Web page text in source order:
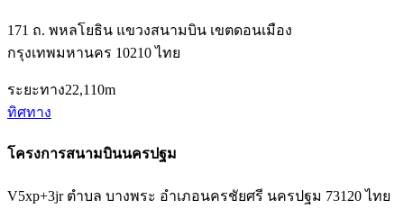
171 ถ. พหลโยธิน แขวงสนามบิน เขตดอนเมือง
กรุงเทพมหานคร 10210 ไทย
ระยะทาง22,110m
ทิศทาง
โครงการสนามบินนครปฐม
V5xp+3jr ตำบล บางพระ อำเภอนครชัยศรี นครปฐม 73120 ไทย